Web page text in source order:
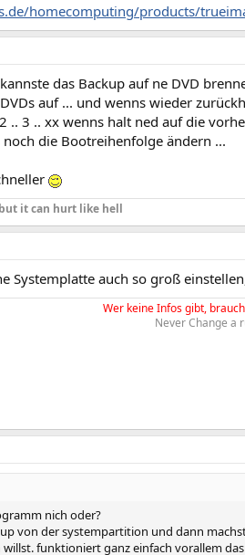
homecomputing/products/
das Backup auf ne DVD
auf ... und wenns wieder
.. 3 .. xx wenns halt ned auf die
die Bootreihenfolge ändern ...
it can hurt like hell
Systemplatte auch so groß
Wer keine Infos gibt,
Never Change a
nich oder?
von der systempartition und dann
willst. funktioniert ganz einfach vorallem